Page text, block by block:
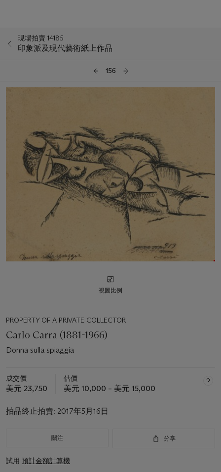
現場拍賣 14185
印象派及現代藝術紙上作品
156
視圖比例
PROPERTY OF A PRIVATE COLLECTOR
Carlo Carra (1881-1966)
Donna sulla spiaggia
成交價
美元 23,750
估價
美元 10,000 – 美元 15,000
拍品終止拍賣: 2017年5月16日
關注 分享
試用 預計金額計算機